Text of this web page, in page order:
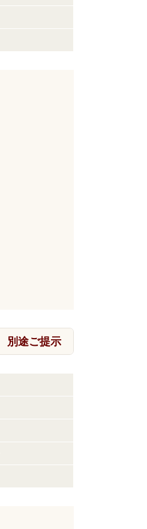
別途ご提示